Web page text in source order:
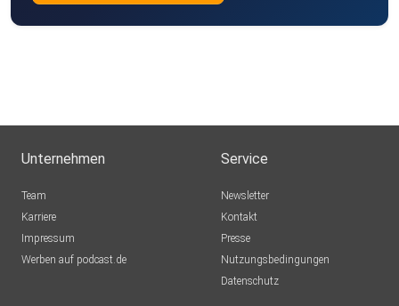
Unternehmen
Team
Karriere
Impressum
Werben auf podcast.de
Service
Newsletter
Kontakt
Presse
Nutzungsbedingungen
Datenschutz